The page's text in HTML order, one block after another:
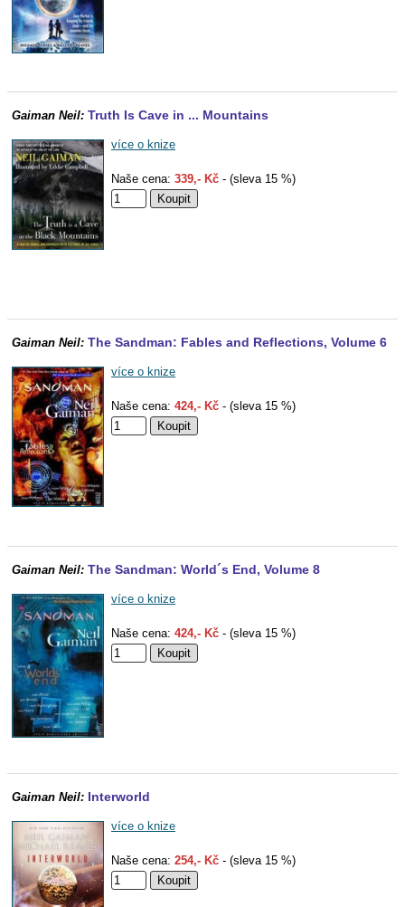
Gaiman Neil: Truth Is Cave in ... Mountains
více o knize
Naše cena: 339,- Kč - (sleva 15 %)
Gaiman Neil: The Sandman: Fables and Reflections, Volume 6
více o knize
Naše cena: 424,- Kč - (sleva 15 %)
Gaiman Neil: The Sandman: World´s End, Volume 8
více o knize
Naše cena: 424,- Kč - (sleva 15 %)
Gaiman Neil: Interworld
více o knize
Naše cena: 254,- Kč - (sleva 15 %)